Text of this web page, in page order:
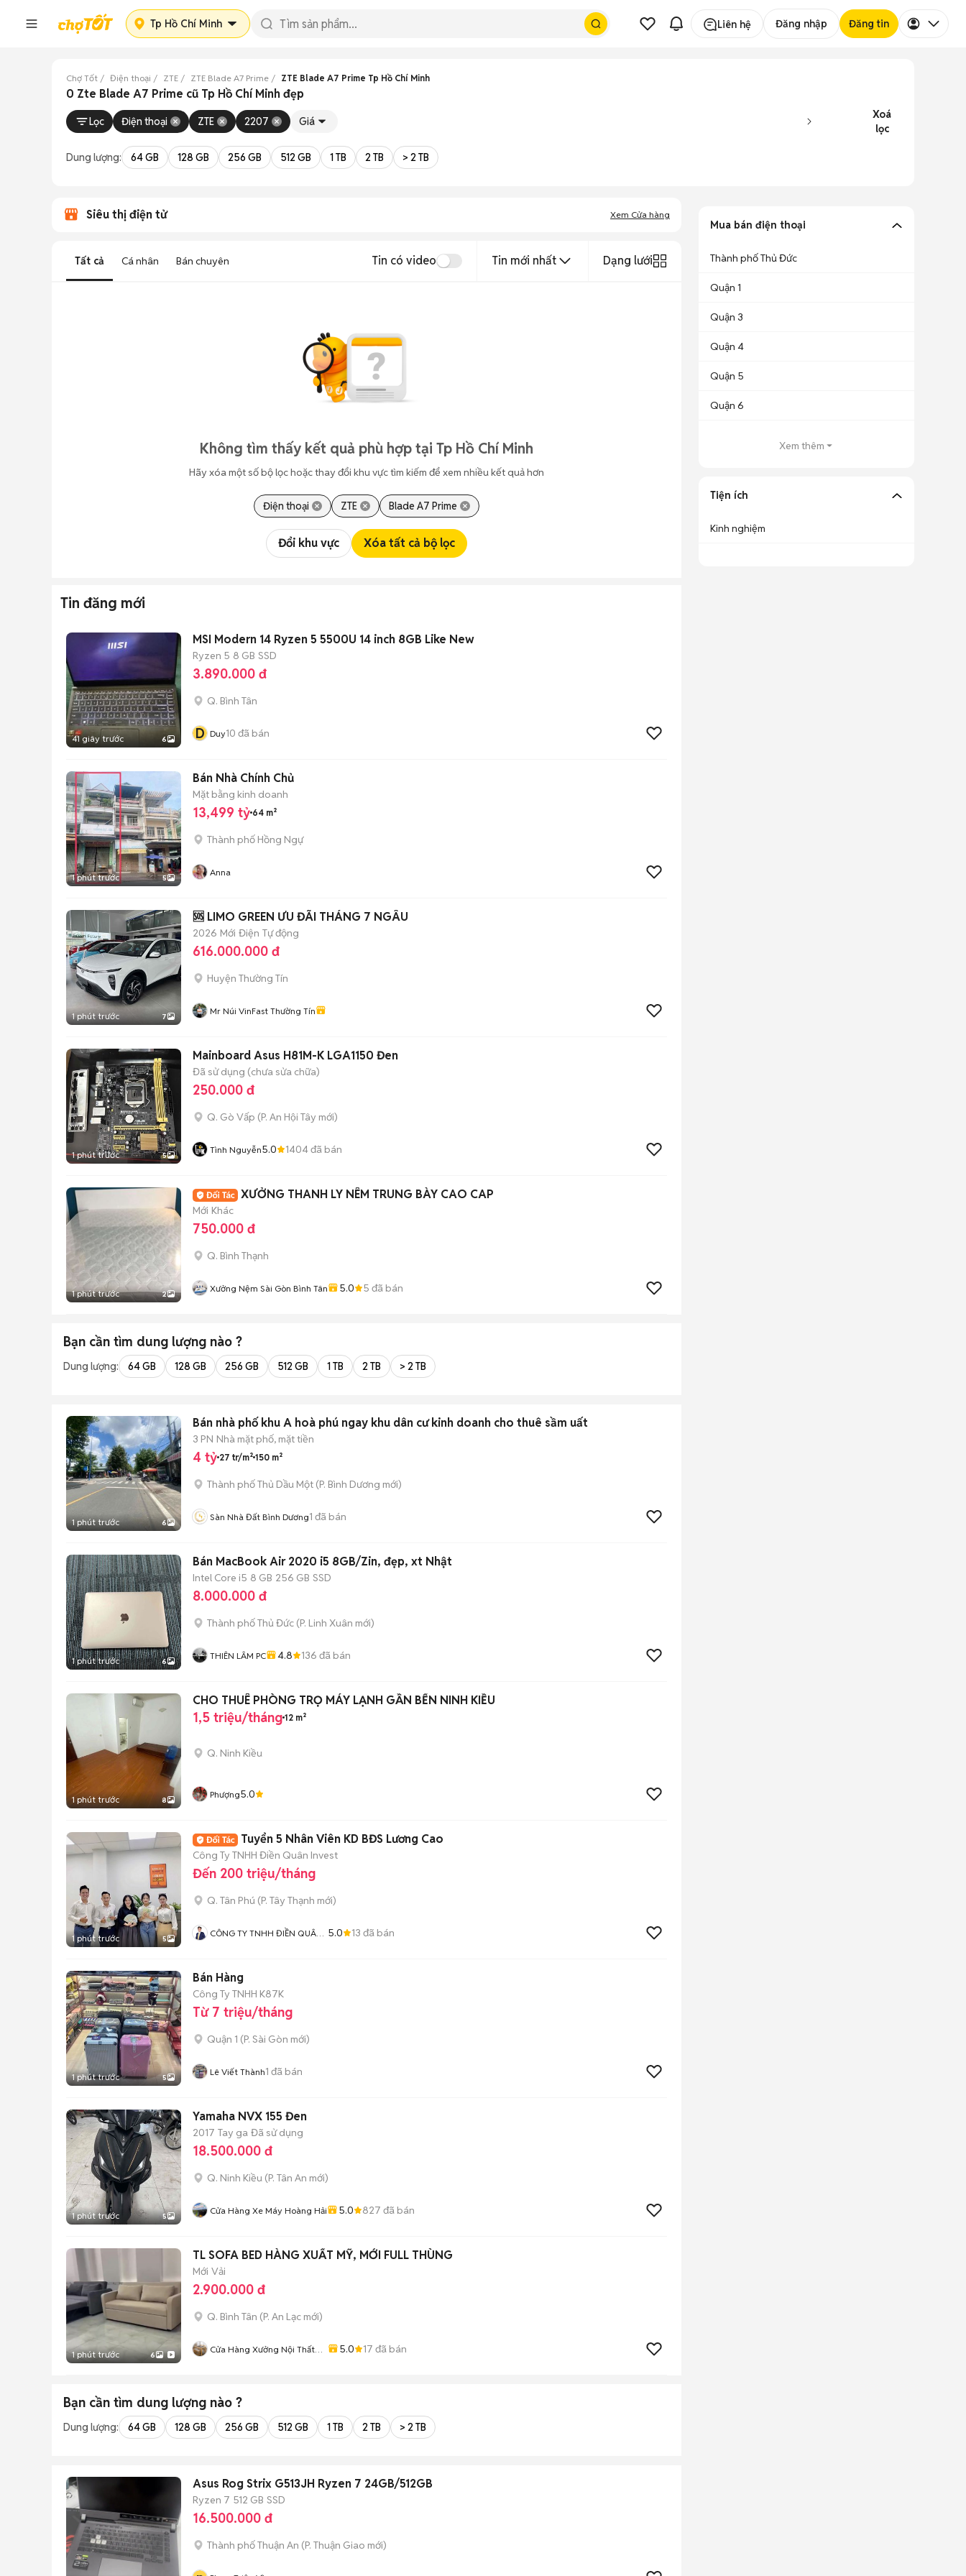
Tp Hồ Chí Minh Liên hệ Đăng nhập Đăng tin
Chợ Tốt Điện thoại ZTE ZTE Blade A7 Prime ZTE Blade A7 Prime Tp Hồ Chí Minh
0 Zte Blade A7 Prime cũ Tp Hồ Chí Minh đẹp
Lọc Điện thoại ZTE 2207 Giá
Xoá
lọc
Dung lượng: 64 GB 128 GB 256 GB 512 GB 1 TB 2 TB > 2 TB
Siêu thị điện tử Xem Cửa hàng
Tất cả Cá nhân Bán chuyên Tin có video Tin mới nhất Dạng lưới
Không tìm thấy kết quả phù hợp tại Tp Hồ Chí Minh
Hãy xóa một số bộ lọc hoặc thay đổi khu vực tìm kiếm để xem nhiều kết quả hơn
Điện thoại ZTE Blade A7 Prime
Đổi khu vực Xóa tất cả bộ lọc
Tin đăng mới
41 giây trước 6
MSI Modern 14 Ryzen 5 5500U 14 inch 8GB Like New
Ryzen 5 8 GB SSD
3.890.000 đ
Q. Bình Tân
D Duy10 đã bán
1 phút trước 5
Bán Nhà Chính Chủ
Mặt bằng kinh doanh
13,499 tỷ 64 m²
Thành phố Hồng Ngự
Anna
1 phút trước 7
🆘 LIMO GREEN ƯU ĐÃI THÁNG 7 NGÂU
2026 Mới Điện Tự động
616.000.000 đ
Huyện Thường Tín
Mr Núi VinFast Thường Tín
1 phút trước 5
Mainboard Asus H81M-K LGA1150 Đen
Đã sử dụng (chưa sửa chữa)
250.000 đ
Q. Gò Vấp (P. An Hội Tây mới)
Tình Nguyễn5.0 1404đã bán
1 phút trước 2
XƯỞNG THANH LY NÊM TRUNG BÀY CAO CAP
Mới Khác
750.000 đ
Q. Bình Thạnh
Xưởng Nệm Sài Gòn Bình Tân 5.0 5 đã bán
Bạn cần tìm dung lượng nào ?
Dung lượng: 64 GB 128 GB 256 GB 512 GB 1 TB 2 TB > 2 TB
1 phút trước 6
Bán nhà phố khu A hoà phú ngay khu dân cư kinh doanh cho thuê sầm uất
3 PN Nhà mặt phố, mặt tiền
4 tỷ 27 tr/m² 150 m²
Thành phố Thủ Dầu Một (P. Bình Dương mới)
Sàn Nhà Đất Bình Dương1 đã bán
1 phút trước 6
Bán MacBook Air 2020 i5 8GB/Zin, đẹp, xt Nhật
Intel Core i5 8 GB 256 GB SSD
8.000.000 đ
Thành phố Thủ Đức (P. Linh Xuân mới)
THIÊN LÂM PC 4.8 136 đã bán
1 phút trước 8
CHO THUÊ PHÒNG TRỌ MÁY LẠNH GẦN BẾN NINH KIỀU
1,5 triệu/tháng 12 m²
Q. Ninh Kiều
Phượng5.0
1 phút trước 5
Tuyển 5 Nhân Viên KD BĐS Lương Cao
Công Ty TNHH Điền Quân Invest
Đến 200 triệu/tháng
Q. Tân Phú (P. Tây Thạnh mới)
CÔNG TY TNHH ĐIỀN QUÂN
5.0 13 đã bán
1 phút trước 5
Bán Hàng
Công Ty TNHH K87K
Từ 7 triệu/tháng
Quận 1 (P. Sài Gòn mới)
Lê Viết Thành1 đã bán
1 phút trước 5
Yamaha NVX 155 Đen
2017 Tay ga Đã sử dụng
18.500.000 đ
Q. Ninh Kiều (P. Tân An mới)
Cửa Hàng Xe Máy Hoàng Hải 5.0 827 đã bán
1 phút trước 6
TL SOFA BED HÀNG XUẤT MỸ, MỚI FULL THÙNG
Mới Vải
2.900.000 đ
Q. Bình Tân (P. An Lạc mới)
Cửa Hàng Xưởng Nội Thất
5.0 17 đã bán
Bạn cần tìm dung lượng nào ?
Dung lượng: 64 GB 128 GB 256 GB 512 GB 1 TB 2 TB > 2 TB
Asus Rog Strix G513JH Ryzen 7 24GB/512GB
Ryzen 7 512 GB SSD
16.500.000 đ
Thành phố Thuận An (P. Thuận Giao mới)
Mua bán điện thoại
Thành phố Thủ Đức
Quận 1
Quận 3
Quận 4
Quận 5
Quận 6
Xem thêm
Tiện ích
Kinh nghiệm